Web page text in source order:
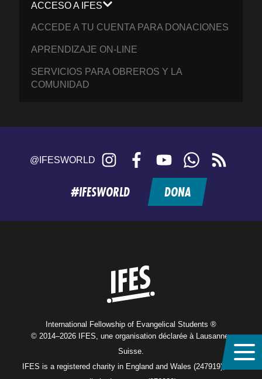
ACCESO A IFES
ACCEDE A TU CUENTA PARA DONACIONES
APRENDIZAJE ON-LINE
SERVICIOS PARA OBREROS Y LA
COMUNIDAD
@IFESWORLD Instagram FacebookYouTubeWhatsApp
feed
#IFESWORLD DONA
International Fellowship of Evangelical Students ®
© 2014–2026 IFES, une organisation déclarée à Lausanne,
Suisse.
IFES is a registered charity in England and Wales (247919), and